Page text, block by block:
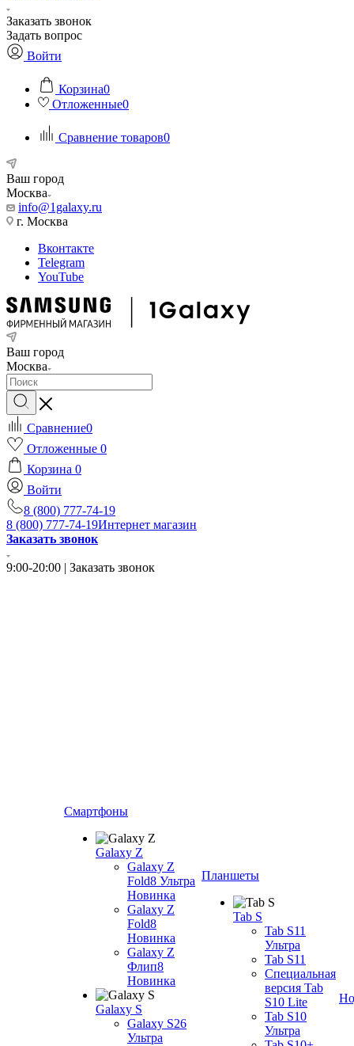
Заказать звонок
Задать вопрос
Войти
Корзина0
Отложенные0
Сравнение товаров0
Ваш город
Москва
info@1galaxy.ru
г. Москва
Вконтакте
Telegram
YouTube
Ваш город
Москва
Сравнение0
Отложенные 0
Корзина 0
Войти
8 (800) 777-74-19
8 (800) 777-74-19Интернет магазин
Заказать звонок
9:00-20:00 | Заказать звонок
Смартфоны
Galaxy Z
Galaxy Z
Fold8 Ультра
Новинка
Galaxy Z
Fold8
Новинка
Galaxy Z
Флип8
Новинка
Galaxy S
Galaxy S26
Ультра
Планшеты
Tab S
Tab S11
Ультра
Tab S11
Специальная
версия Tab
S10 Lite
Tab S10
Ультра